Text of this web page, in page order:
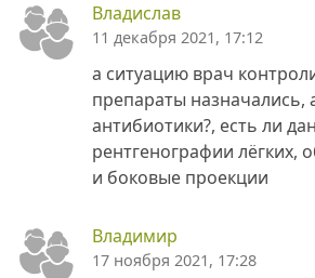
Владислав
11 декабря 2021, 17:12
а ситуацию врач
препараты назначались,
антибиотики?, есть ли
рентгенографии лёгких,
и боковые проекции
Владимир
17 ноября 2021, 17:28